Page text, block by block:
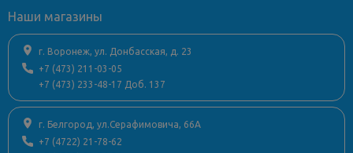
Наши магазины
г. Воронеж, ул. Донбасская, д. 23
+7 (473) 211-03-05
+7 (473) 233-48-17 Доб. 137
г. Белгород, ул.Серафимовича, 66А
+7 (4722) 21-78-62